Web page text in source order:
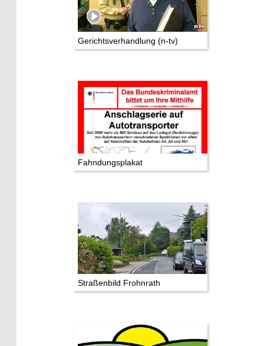
Sightseeing:
Die Eifel entdecken
Eifelkarte:
Drehorte & Tatorte
Eifelkrimi: Keine Gutenachtgeschichte
Die Autoren
TV & Kino
Die Stars:
Wer hat wo gedreht?
Mediathek
Impressum
Gerichtsverhandlung (n-tv)
Fahndungsplakat
Straßenbild Frohnrath